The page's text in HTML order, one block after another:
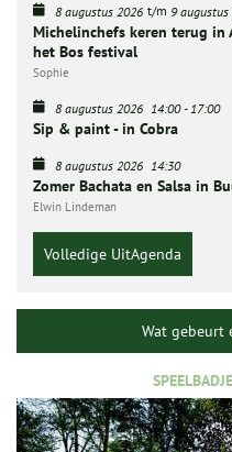
8 augustus 2026 t/m 9 augustus
Michelinchefs keren terug in
het Bos festival
Sophie
8 augustus 2026 14:00- 17:00
Sip & paint - in Cobra
8 augustus 2026 14:30
Zomer Bachata en Salsa in
Elwin Lindeman
Volledige UitAgenda
Wat gebeurt